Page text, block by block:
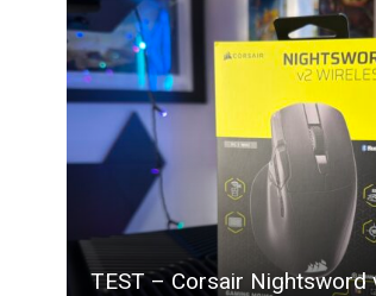
TEST – Corsair Nightsword